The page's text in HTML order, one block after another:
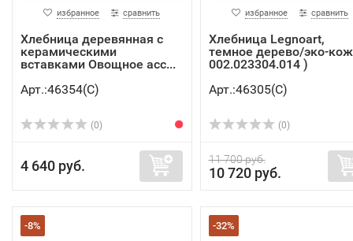
избранное сравнить
Хлебница деревянная с
керамическими
вставками Овощное асс...
Арт.:46354(C)
(0)
4 640 руб.
избранное сравнить
Хлебница Legnoart,
темное дерево/эко-
002.023304.014 )
Арт.:46305(C)
(0)
11 700 руб.
10 720 руб.
-8% -32%